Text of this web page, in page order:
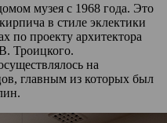
музея с 1968 года. Это
в стиле эклектики
по проекту архитектора
Троицкого.
на
главным из которых был